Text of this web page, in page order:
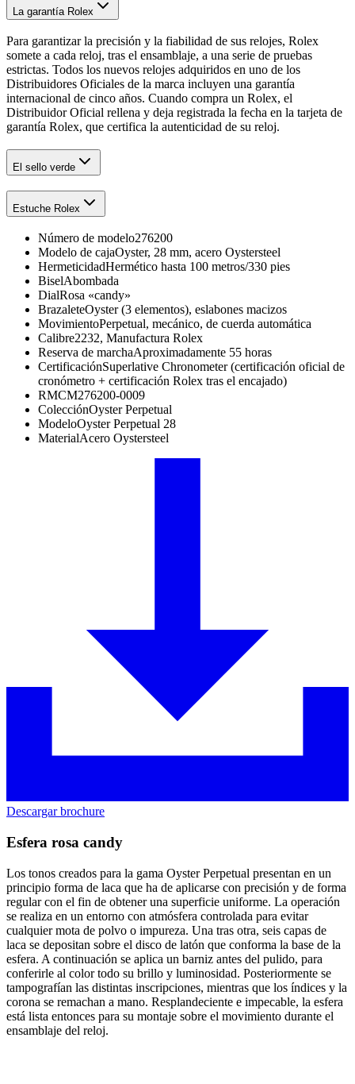
La garantía Rolex
Para garantizar la precisión y la fiabilidad de sus relojes, Rolex
somete a cada reloj, tras el ensamblaje, a una serie de pruebas
estrictas. Todos los nuevos relojes adquiridos en uno de los
Distribuidores Oficiales de la marca incluyen una garantía
internacional de cinco años. Cuando compra un Rolex, el
Distribuidor Oficial rellena y deja registrada la fecha en la tarjeta de
garantía Rolex, que certifica la autenticidad de su reloj.
El sello verde
Estuche Rolex
Número de modelo276200
Modelo de cajaOyster, 28 mm, acero Oystersteel
HermeticidadHermético hasta 100 metros/330 pies
BiselAbombada
DialRosa «candy»
BrazaleteOyster (3 elementos), eslabones macizos
MovimientoPerpetual, mecánico, de cuerda automática
Calibre2232, Manufactura Rolex
Reserva de marchaAproximadamente 55 horas
CertificaciónSuperlative Chronometer (certificación oficial de
cronómetro + certificación Rolex tras el encajado)
RMCM276200-0009
ColecciónOyster Perpetual
ModeloOyster Perpetual 28
MaterialAcero Oystersteel
Descargar brochure
Esfera rosa candy
Los tonos creados para la gama Oyster Perpetual presentan en un
principio forma de laca que ha de aplicarse con precisión y de forma
regular con el fin de obtener una superficie uniforme. La operación
se realiza en un entorno con atmósfera controlada para evitar
cualquier mota de polvo o impureza. Una tras otra, seis capas de
laca se depositan sobre el disco de latón que conforma la base de la
esfera. A continuación se aplica un barniz antes del pulido, para
conferirle al color todo su brillo y luminosidad. Posteriormente se
tampografían las distintas inscripciones, mientras que los índices y la
corona se remachan a mano. Resplandeciente e impecable, la esfera
está lista entonces para su montaje sobre el movimiento durante el
ensamblaje del reloj.